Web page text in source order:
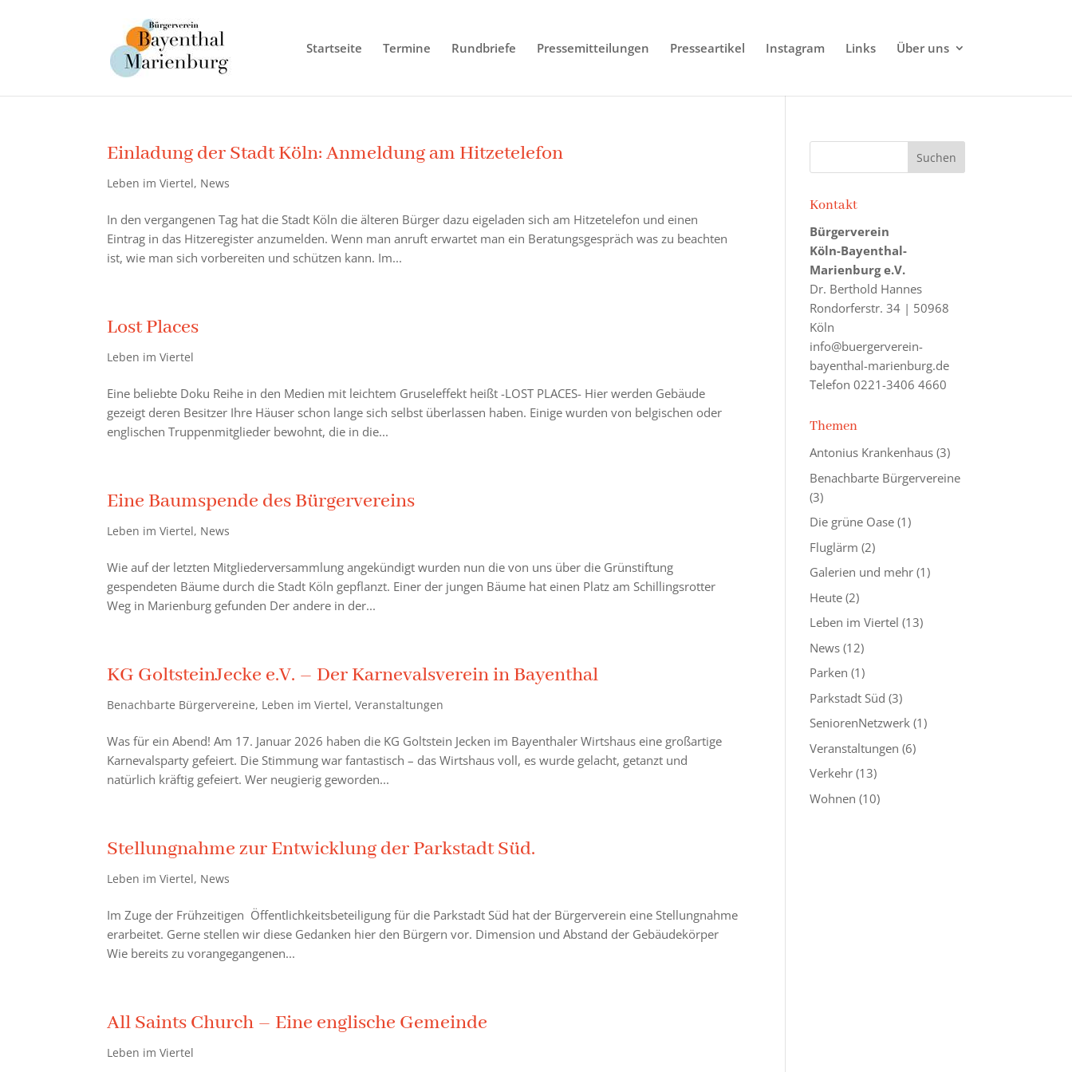
Startseite Termine Rundbriefe Pressemitteilungen Presseartikel Instagram Links Über uns
Einladung der Stadt Köln: Anmeldung am Hitzetelefon
Leben im Viertel, News
In den vergangenen Tag hat die Stadt Köln die älteren Bürger dazu eigeladen sich am Hitzetelefon und einen
Eintrag in das Hitzeregister anzumelden. Wenn man anruft erwartet man ein Beratungsgespräch was zu beachten
ist, wie man sich vorbereiten und schützen kann. Im...
Lost Places
Leben im Viertel
Eine beliebte Doku Reihe in den Medien mit leichtem Gruseleffekt heißt -LOST PLACES- Hier werden Gebäude
gezeigt deren Besitzer Ihre Häuser schon lange sich selbst überlassen haben. Einige wurden von belgischen oder
englischen Truppenmitglieder bewohnt, die in die...
Eine Baumspende des Bürgervereins
Leben im Viertel, News
Wie auf der letzten Mitgliederversammlung angekündigt wurden nun die von uns über die Grünstiftung
gespendeten Bäume durch die Stadt Köln gepflanzt. Einer der jungen Bäume hat einen Platz am Schillingsrotter
Weg in Marienburg gefunden Der andere in der...
KG GoltsteinJecke e.V. – Der Karnevalsverein in Bayenthal
Benachbarte Bürgervereine, Leben im Viertel,Veranstaltungen
Was für ein Abend! Am 17. Januar 2026 haben die KG Goltstein Jecken im Bayenthaler Wirtshaus eine großartige
Karnevalsparty gefeiert. Die Stimmung war fantastisch – das Wirtshaus voll, es wurde gelacht, getanzt und
natürlich kräftig gefeiert. Wer neugierig geworden...
Stellungnahme zur Entwicklung der Parkstadt Süd.
Leben im Viertel, News
Im Zuge der Frühzeitigen Öffentlichkeitsbeteiligung für die Parkstadt Süd hat der Bürgerverein eine Stellungnahme
erarbeitet. Gerne stellen wir diese Gedanken hier den Bürgern vor. Dimension und Abstand der Gebäudekörper
Wie bereits zu vorangegangenen...
All Saints Church – Eine englische Gemeinde
Leben im Viertel
Kontakt
Bürgerverein
Köln-Bayenthal-
Marienburg e.V.
Dr. Berthold Hannes
Rondorferstr. 34 | 50968
Köln
info@buergerverein-
bayenthal-marienburg.de
Telefon 0221-3406 4660
Themen
Antonius Krankenhaus (3)
Benachbarte Bürgervereine
(3)
Die grüne Oase (1)
Fluglärm (2)
Galerien und mehr (1)
Heute (2)
Leben im Viertel (13)
News (12)
Parken (1)
Parkstadt Süd (3)
SeniorenNetzwerk (1)
Veranstaltungen (6)
Verkehr (13)
Wohnen (10)